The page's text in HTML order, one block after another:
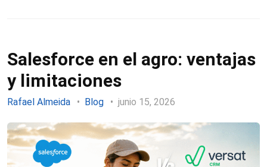
Salesforce en el agro: ventajas
y limitaciones
Rafael Almeida Blog junio 15, 2026